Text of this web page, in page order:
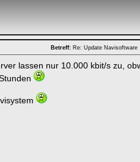
Betreff: Re: Update
lassen nur 10.000 kbit/s zu,